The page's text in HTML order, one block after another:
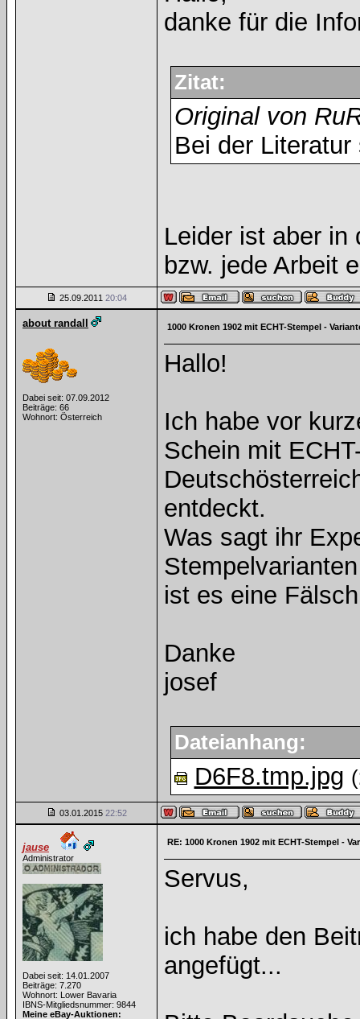
danke für die
Zitat:
Original von
Bei der
Leider ist aber in
bzw. jede Arbeit
25.09.2011 20:04
about randall
Dabei seit: 07.09.2012
Beiträge: 66
Wohnort: Österreich
1000 Kronen 1902 mit ECHT-Stempel -
Hallo!
Ich habe vor
Schein mit
entdeckt.
Was sagt ihr
ist es eine
Danke
josef
Dateianhang:
D6F8.tmp.jpg (
03.01.2015 22:52
jause
Administrator
Dabei seit: 14.01.2007
Beiträge: 7.270
Wohnort: Lower Bavaria
IBNS-Mitgliedsnummer: 9844
Meine eBay-Auktionen:
RE: 1000 Kronen 1902 mit ECHT-Stempel -
Servus,
ich habe den
angefügt...